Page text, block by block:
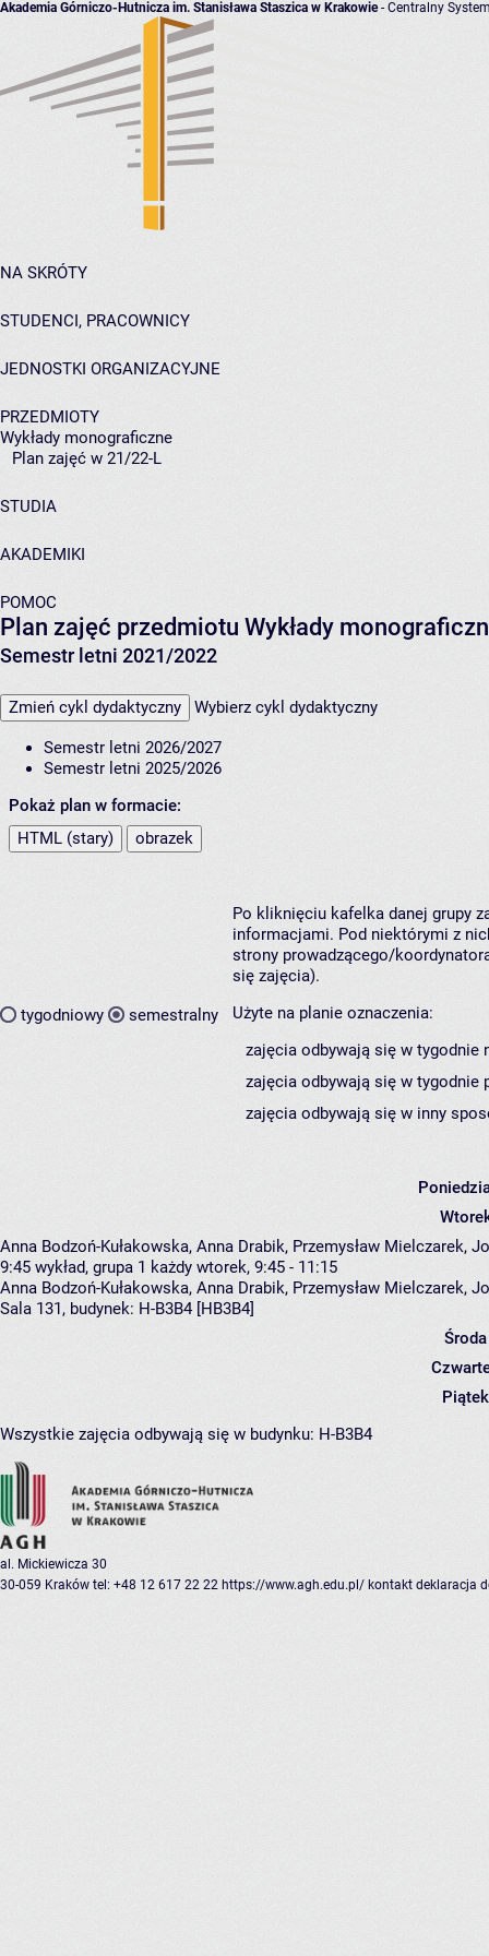
Akademia Górniczo-Hutnicza im. Stanisława Staszica w Krakowie- Centralny
NA SKRÓTY
STUDENCI, PRACOWNICY
JEDNOSTKI ORGANIZACYJNE
PRZEDMIOTY
Wykłady monograficzne
Plan zajęć w 21/22-L
STUDIA
AKADEMIKI
POMOC
Plan zajęć przedmiotu Wykłady
Semestr letni 2021/2022
Zmień cykl dydaktyczny Wybierz cykl dydaktyczny
Semestr letni 2026/2027
Semestr letni 2025/2026
Pokaż plan w formacie:
HTML (stary)
obrazek
tygodniowy semestralny
Po kliknięciu kafelka danej grupy
informacjami. Pod niektórymi z
strony prowadzącego/
się zajęcia).
Użyte na planie oznaczenia:
zajęcia odbywają się w tygodnie
zajęcia odbywają się w tygodnie
zajęcia odbywają się w inny
Anna Bodzoń-Kułakowska, Anna Drabik, Przemysław Mielczarek,
9:45 wykład, grupa 1 każdy wtorek, 9:45 - 11:15
Anna Bodzoń-Kułakowska, Anna Drabik, Przemysław Mielczarek,
Sala 131, budynek: H-B3B4 [HB3B4]
Środa
Piątek
Wszystkie zajęcia odbywają się w budynku: H-B3B4
al. Mickiewicza 30
30-059 Kraków tel: +48 12 617 22 22 https://www.agh.edu.pl/ kontakt deklaracja